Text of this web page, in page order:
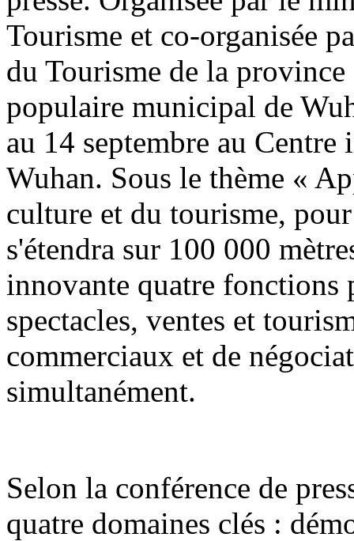
Tourisme et co-organisée
du Tourisme de la
populaire municipal de
au 14 septembre au
Wuhan. Sous le thème «
culture et du tourisme,
s'étendra sur 100 000
innovante quatre
spectacles, ventes et
commerciaux et de
simultanément.
Selon la conférence de
quatre domaines clés :